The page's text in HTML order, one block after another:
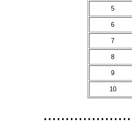
5
6
7
8
9
10